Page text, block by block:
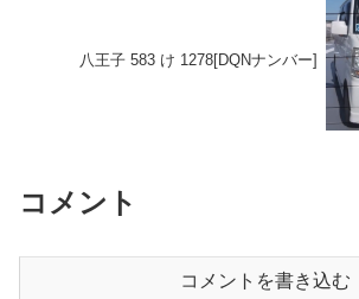
八王子 583 け 1278[DQNナンバー]
コメント
コメントを書き込む